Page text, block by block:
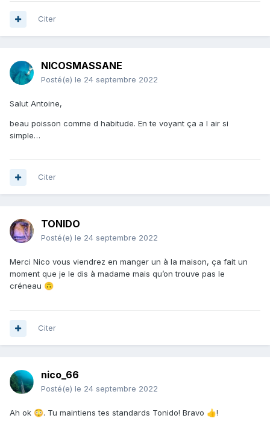
Citer
NICOSMASSANE
Posté(e) le 24 septembre 2022
Salut Antoine,
beau poisson comme d habitude. En te voyant ça a l air si
simple…
Citer
TONIDO
Posté(e) le 24 septembre 2022
Merci Nico vous viendrez en manger un à la maison, ça fait un
moment que je le dis à madame mais qu’on trouve pas le
créneau 🙃
Citer
nico_66
Posté(e) le 24 septembre 2022
Ah ok 😳. Tu maintiens tes standards Tonido! Bravo 👍!